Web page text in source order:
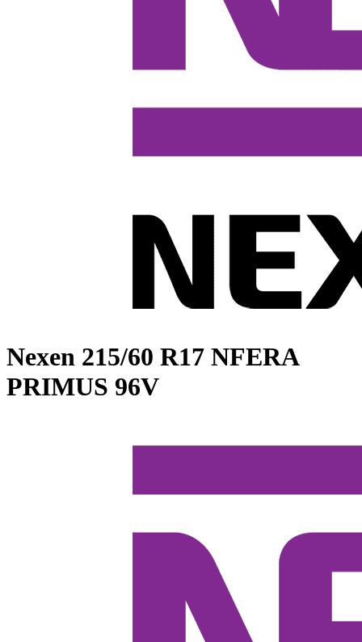
Nexen 215/60 R17 NFERA
PRIMUS 96V